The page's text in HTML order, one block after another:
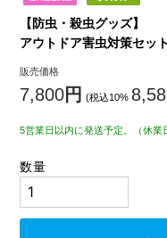
【防虫・殺虫グッズ】
アウトドア害虫対策セット
販売価格
7,800円 (税込10%
5営業日以内に発送予定。（休業
数量